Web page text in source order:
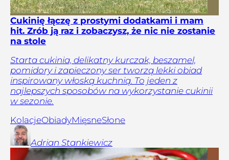
Cukinię łączę z prostymi dodatkami i mam
hit. Zrób ją raz i zobaczysz, że nic nie zostanie
na stole
Starta cukinia, delikatny kurczak, beszamel,
pomidory i zapieczony ser tworzą lekki obiad
inspirowany włoską kuchnią. To jeden z
najlepszych sposobów na wykorzystanie cukinii
w sezonie.
KolacjeObiadyMięsneSłone
Adrian Stankiewicz